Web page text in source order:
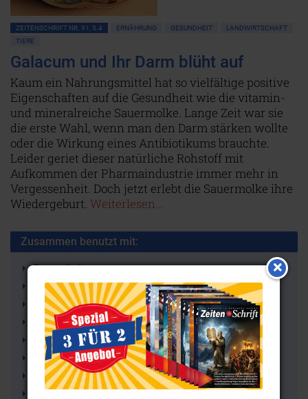
ZEITENSCHRIFT NR. 91, S.4 ERNÄHRUNG GESUNDHEIT
LANDWIRTSCHAFT
TIERE
Galacum und Ihr Darm blüht auf
Kaum ein Nahrungsmittel hat so vielfältige positive
Eigenschaften auf die Gesundheit wie die vitamin-
und mineralreiche Sauermolke. Lange Zeit war sie
die erste Wahl, wenn man den Darm stärken wollte
oder die Wirkung eines Antibiotikums brauchte.
Leider geriet dieser natürliche Rohstoff mit
Aufkommen der Pharmaindustrie immer mehr in
Vergessenheit. Doch jetzt erlebt die Sauermolke ihre
Wiedergeburt. Weiterlesen...
Zusammen benutzt mit:
Gesundheit
Mikrobiom (Metabiom)
Darmflora
Milchsäure (-bakterien)
Neurotoxizität (Nervenschäden)
Impfschaden (Post Vac Syndrom)
Immunsystem
Immunschwäche